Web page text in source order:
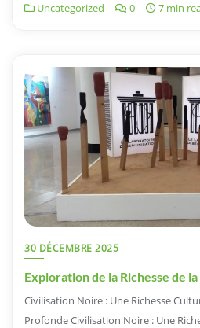
Uncategorized 0 7 min
30 DÉCEMBRE 2025
Exploration de la Richesse de
Civilisation Noire : Une Richesse
Profonde Civilisation Noire : Une